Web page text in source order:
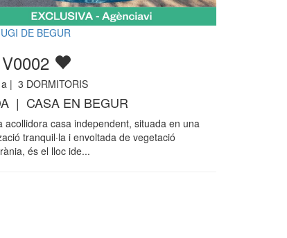
DE BEGUR
a | 3 DORMITORIS
| CASA EN BEGUR
acollidora casa independent, situada en una
tranquil·la i envoltada de vegetació
és el lloc ide...